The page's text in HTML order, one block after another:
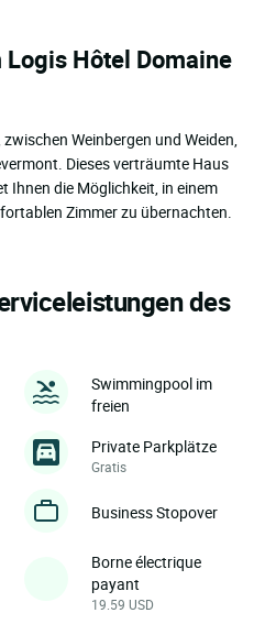
Hôtel Domaine
Weinbergen und Weiden,
Dieses verträumte Haus
Ihnen die Möglichkeit, in einem
Zimmer zu übernachten.
des
Swimmingpool im
freien
Private Parkplätze
Gratis
Business Stopover
Borne électrique
payant
19.59 USD